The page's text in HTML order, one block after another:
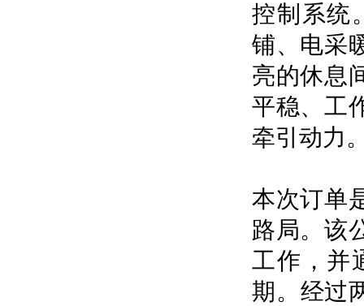
控制系统
铺、电采
亮的休息
平稳、工
牵引动力
本次订单
路局。该
工作，并
期。经过